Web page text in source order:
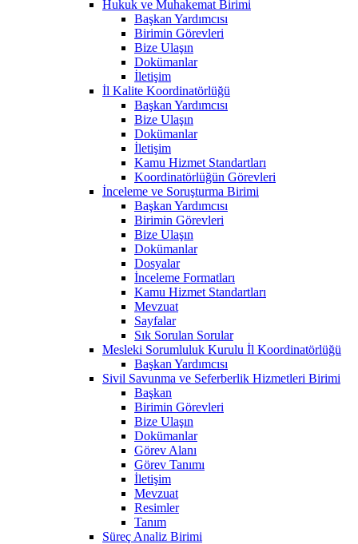
Hukuk ve Muhakemat Birimi
Başkan Yardımcısı
Birimin Görevleri
Bize Ulaşın
Dokümanlar
İletişim
İl Kalite Koordinatörlüğü
Başkan Yardımcısı
Bize Ulaşın
Dokümanlar
İletişim
Kamu Hizmet Standartları
Koordinatörlüğün Görevleri
İnceleme ve Soruşturma Birimi
Başkan Yardımcısı
Birimin Görevleri
Bize Ulaşın
Dokümanlar
Dosyalar
İnceleme Formatları
Kamu Hizmet Standartları
Mevzuat
Sayfalar
Sık Sorulan Sorular
Mesleki Sorumluluk Kurulu İl Koordinatörlüğü
Başkan Yardımcısı
Sivil Savunma ve Seferberlik Hizmetleri Birimi
Başkan
Birimin Görevleri
Bize Ulaşın
Dokümanlar
Görev Alanı
Görev Tanımı
İletişim
Mevzuat
Resimler
Tanım
Süreç Analiz Birimi